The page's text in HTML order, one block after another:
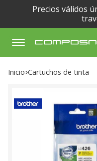
Precios válidos
Inicio cartuchos de tinta